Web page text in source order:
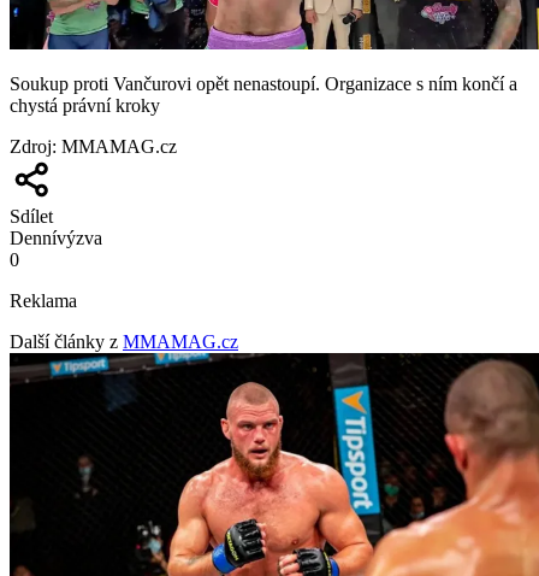
Soukup proti Vančurovi opět nenastoupí. Organizace s ním končí a
chystá právní kroky
Zdroj: MMAMAG.cz
Sdílet
Dennívýzva
0
Reklama
Další články z MMAMAG.cz